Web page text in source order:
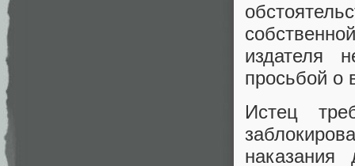
издателя
просьбой о
Истец